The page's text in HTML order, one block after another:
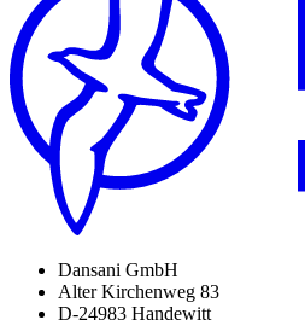
Dansani GmbH
Alter Kirchenweg 83
D-24983 Handewitt